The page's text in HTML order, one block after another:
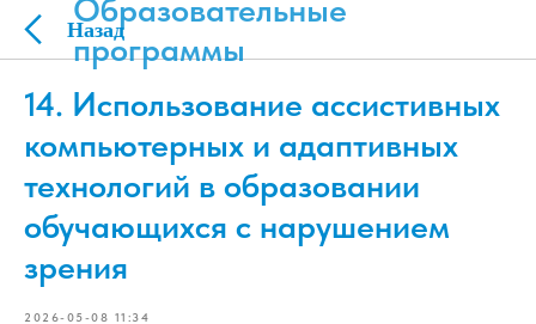
Образовательные
программы
14. Использование ассистивных
компьютерных и адаптивных
технологий в образовании
обучающихся с нарушением
зрения
2026-05-08 11:34